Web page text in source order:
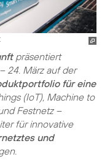
präsentiert
24. März auf der
für eine
(IoT), Machine to
Festnetz –
für innovative
und